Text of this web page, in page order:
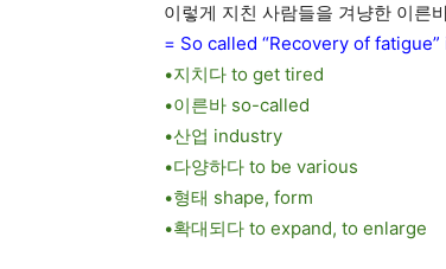
이렇게 지친 사람들을 겨냥한 이른
= So called “Recovery of
•지치다 to get tired
•이른바 so-called
•산업 industry
•다양하다 to be various
•형태 shape, form
•확대되다 to expand, to enlarge